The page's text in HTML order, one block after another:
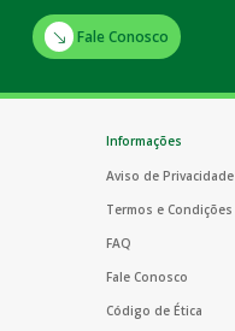
Fale Conosco
Informações
Aviso de Privacidade
Termos e Condições
FAQ
Fale Conosco
Código de Ética